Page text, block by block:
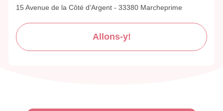
15 Avenue de la Côté d'Argent - 33380 Marcheprime
Allons-y!